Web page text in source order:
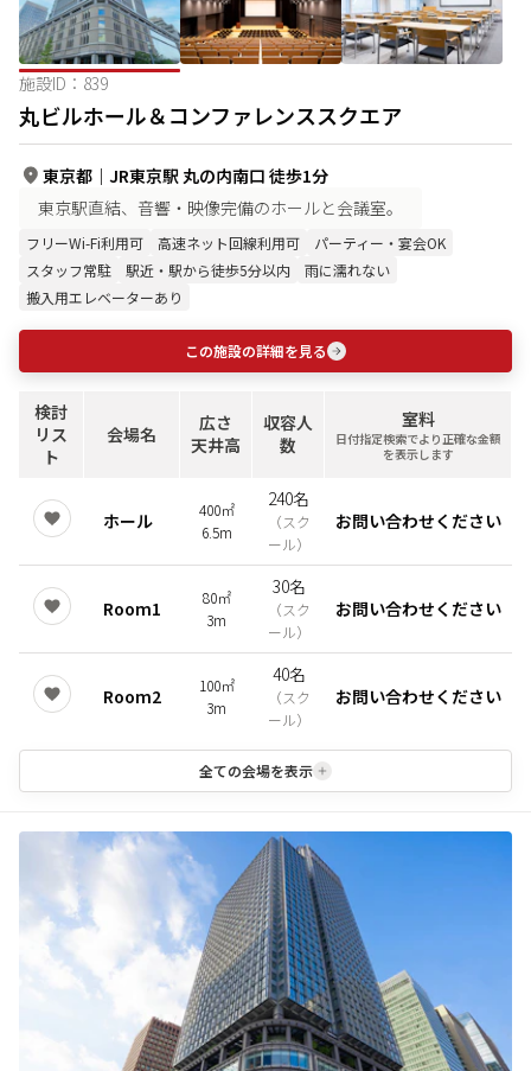
施設ID： 839
丸ビルホール＆コンファレンススクエア
東京都 ｜ JR東京駅 丸の内南口 徒歩1分
東京駅直結、音響・映像完備のホールと会議室。
フリーWi-Fi利用可 高速ネット回線利用可
パーティー・宴会OK
スタッフ常駐
駅近・駅から徒歩5分以内
雨に濡れない
搬入用エレベーターあり
この施設の詳細を見る
検討
リス
ト
会場名
広さ
天井高
収容人
数
室料
日付指定検索でより正確な金額
を表示します
ホール
400㎡
6.5m
240名
（スク
ール）
お問い合わせください
Room1
80㎡
3m
30名
（スク
ール）
お問い合わせください
Room2
100㎡
3m
40名
（スク
ール）
お問い合わせください
全ての会場を表示